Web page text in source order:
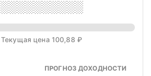
░░░░░░░░░░
Текущая цена 100,88 ₽
ПРОГНОЗ ДОХОДНОСТИ